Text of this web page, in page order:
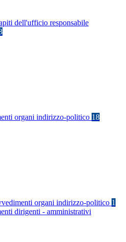
dell'ufficio responsabile
organi indirizzo-politico 18
organi indirizzo-politico 1
dirigenti - amministrativi